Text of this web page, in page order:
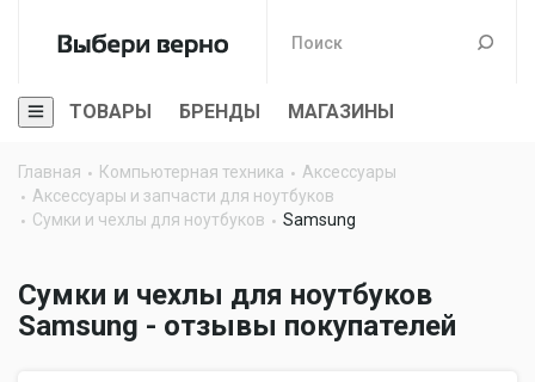
ТОВАРЫ БРЕНДЫ МАГАЗИНЫ
Главная Компьютерная техника
Аксессуары
Аксессуары и запчасти для ноутбуков
Сумки и чехлы для ноутбуков
Samsung
Сумки и чехлы для ноутбуков
Samsung - отзывы покупателей